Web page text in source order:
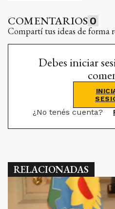
COMENTARIOS 0
Compartí tus ideas de forma
Debes iniciar
¿No tenés cuenta?
RELACIONADAS